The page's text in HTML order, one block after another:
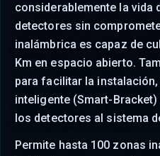
considerablemente la vida
detectores sin
inalámbrica es capaz de
Km en espacio abierto.
para facilitar la
inteligente (Smart-
los detectores al sistema
Permite hasta 100 zonas